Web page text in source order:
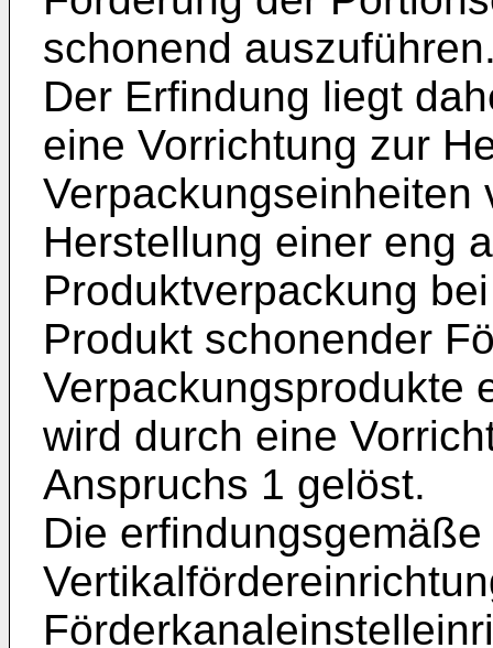
schonend
Der Erfindung liegt
eine Vorrichtung zur
Verpackungseinheiten
Herstellung einer eng
Produktverpackung
Produkt schonender
Verpackungsprodukte
wird durch eine
Anspruchs 1 gelöst.
Die